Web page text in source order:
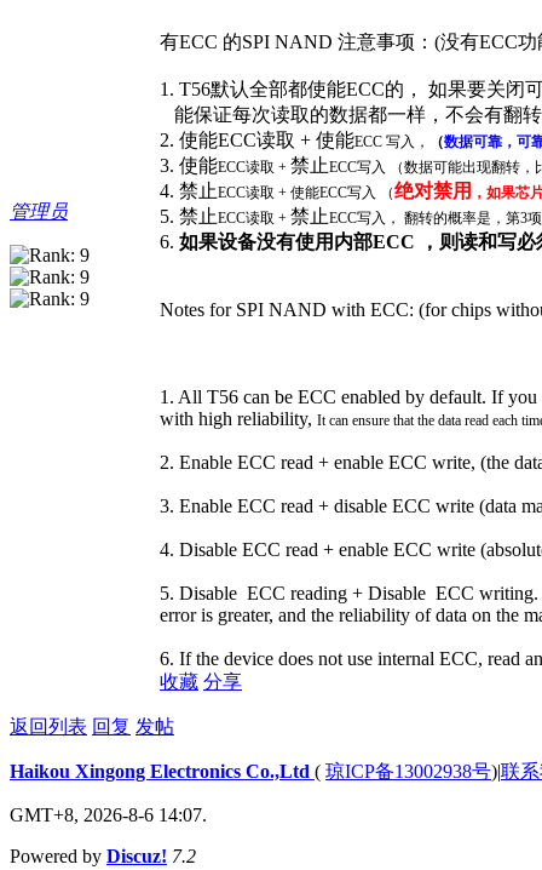
管理员
有ECC 的SPI NAND 注意事项：(没有ECC
1. T56默认全部都使能ECC的， 如果要关闭
能保证每次读取的数据都一样，不会有翻
2. 使能ECC读取 + 使能ECC 写入， （数据可靠，可
3. 使能ECC读取 + 禁止ECC写入 （数据可能出现翻转，
4. 禁止ECC读取 + 使能ECC写入 （绝对禁用 ，如果芯
5. 禁止ECC读取 + 禁止ECC写入， 翻转的概率是，第3
6. 如果设备没有使用内部ECC ，则读和写
Notes for SPI NAND with ECC: (for chips
1. All T56 can be ECC enabled by default. If
with high reliability, It can ensure that the data read each
2. Enable ECC read + enable ECC write, (the
3. Enable ECC read + disable ECC write (data
4. Disable ECC read + enable ECC write
5. Disable ECC reading + Disable ECC
error is greater, and the reliability of data on the
6. If the device does not use internal ECC, read
收藏 分享
返回列表 回复 发帖
Haikou Xingong Electronics Co.,Ltd ( 琼ICP备13002938号)|联
GMT+8, 2026-8-6 14:07.
Powered by Discuz! 7.2